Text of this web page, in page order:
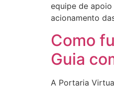
equipe de
acionamento
Como
Guia
A Portaria